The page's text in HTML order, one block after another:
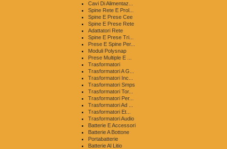
Cavi Di Alimentaz...
Spine Rete E Prol...
Spine E Prese Cee
Spine E Prese Rete
Adattatori Rete
Spine E Prese Tri...
Prese E Spine Per...
Moduli Polysnap
Prese Multiple E ...
Trasformatori
Trasformatori A G...
Trasformatori Inc...
Trasformatori Smps
Trasformatori Tor...
Trasformatori Per...
Trasformatori Ad ...
Trasformatori Et...
Trasformatori Audio
Batterie E Accessori
Batterie A Bottone
Portabatterie
Batterie Al Litio